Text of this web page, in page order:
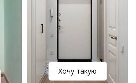
Хочу такую